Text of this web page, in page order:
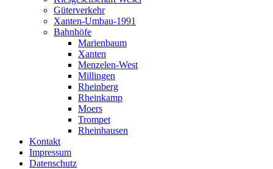
Güterverkehr
Xanten-Umbau-1991
Bahnhöfe
Marienbaum
Xanten
Menzelen-West
Millingen
Rheinberg
Rheinkamp
Moers
Trompet
Rheinhausen
Kontakt
Impressum
Datenschutz